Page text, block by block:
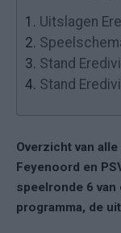
1. Uitslagen
2.
3. Stand
4. Stand
Overzicht van
Feyenoord en
speelronde 6 van
programma, de